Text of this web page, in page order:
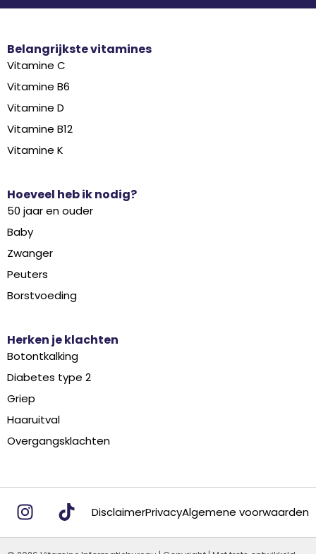
Belangrijkste vitamines
Vitamine C
Vitamine B6
Vitamine D
Vitamine B12
Vitamine K
Hoeveel heb ik nodig?
50 jaar en ouder
Baby
Zwanger
Peuters
Borstvoeding
Herken je klachten
Botontkalking
Diabetes type 2
Griep
Haaruitval
Overgangsklachten
DisclaimerPrivacyAlgemene voorwaarden